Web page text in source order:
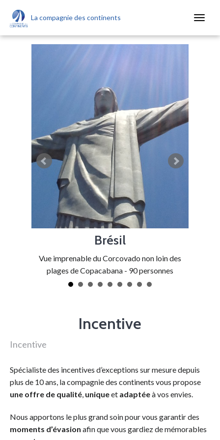
La compagnie des continents
Brésil
Vue imprenable du Corcovado non loin des
plages de Copacabana - 90 personnes
Incentive
Incentive
Spécialiste des incentives d’exceptions sur mesure depuis
plus de 10 ans, la compagnie des continents vous propose
une offre de qualité, uniqueet adaptéeà vos envies.
Nous apportons le plus grand soin pour vous garantir des
moments d’évasion afin que vous gardiez de mémorables